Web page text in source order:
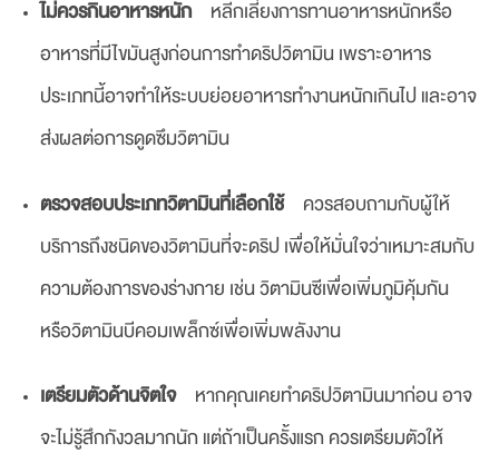
ไม่ควรกินอาหารหนัก หลีกเลี่ยงการทานอาหารหนักหรือ
อาหารที่มีไขมันสูงก่อนการทำดริปวิตามิน เพราะอาหาร
ประเภทนี้อาจทำให้ระบบย่อยอาหารทำงานหนักเกินไป และอาจ
ส่งผลต่อการดูดซึมวิตามิน
ตรวจสอบประเภทวิตามินที่เลือกใช้ ควรสอบถามกับผู้ให้
บริการถึงชนิดของวิตามินที่จะดริป เพื่อให้มั่นใจว่าเหมาะสมกับ
ความต้องการของร่างกาย เช่น วิตามินซีเพื่อเพิ่มภูมิคุ้มกัน
หรือวิตามินบีคอมเพล็กซ์เพื่อเพิ่มพลังงาน
เตรียมตัวด้านจิตใจ หากคุณเคยทำดริปวิตามินมาก่อน อาจ
จะไม่รู้สึกกังวลมากนัก แต่ถ้าเป็นครั้งแรก ควรเตรียมตัวให้